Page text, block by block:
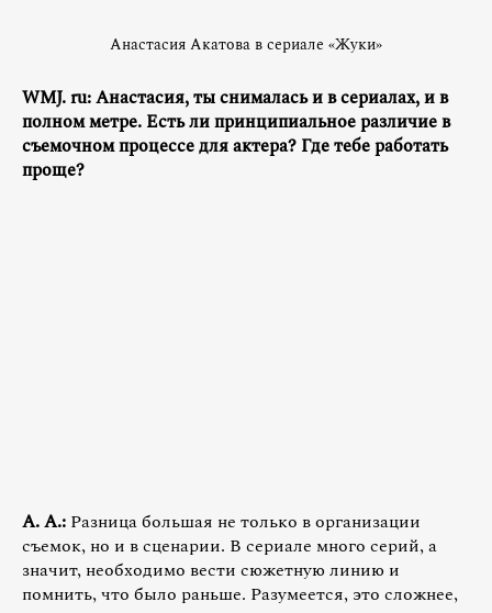
Анастасия Акатова в сериале «Жуки»
WMJ. ru: Анастасия, ты снималась и в сериалах, и в
полном метре. Есть ли принципиальное различие в
съемочном процессе для актера? Где тебе работать
проще?
А. А.: Разница большая не только в организации
съемок, но и в сценарии. В сериале много серий, а
значит, необходимо вести сюжетную линию и
помнить, что было раньше. Разумеется, это сложнее,